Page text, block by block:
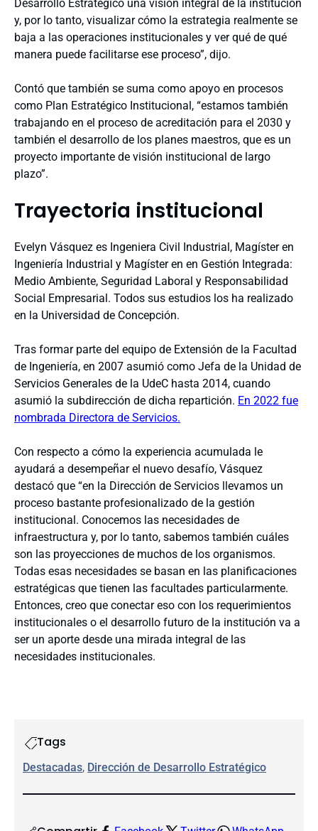
Desarrollo Estratégico una visión integral de la institución
y, por lo tanto, visualizar cómo la estrategia realmente se
baja a las operaciones institucionales y ver qué de qué
manera puede facilitarse ese proceso”, dijo.
Contó que también se suma como apoyo en procesos
como Plan Estratégico Institucional, “estamos también
trabajando en el proceso de acreditación para el 2030 y
también el desarrollo de los planes maestros, que es un
proyecto importante de visión institucional de largo
plazo”.
Trayectoria institucional
Evelyn Vásquez es Ingeniera Civil Industrial, Magíster en
Ingeniería Industrial y Magíster en en Gestión Integrada:
Medio Ambiente, Seguridad Laboral y Responsabilidad
Social Empresarial. Todos sus estudios los ha realizado
en la Universidad de Concepción.
Tras formar parte del equipo de Extensión de la Facultad
de Ingeniería, en 2007 asumió como Jefa de la Unidad de
Servicios Generales de la UdeC hasta 2014, cuando
asumió la subdirección de dicha repartición. En 2022 fue
nombrada Directora de Servicios.
Con respecto a cómo la experiencia acumulada le
ayudará a desempeñar el nuevo desafío, Vásquez
destacó que “en la Dirección de Servicios llevamos un
proceso bastante profesionalizado de la gestión
institucional. Conocemos las necesidades de
infraestructura y, por lo tanto, sabemos también cuáles
son las proyecciones de muchos de los organismos.
Todas esas necesidades se basan en las planificaciones
estratégicas que tienen las facultades particularmente.
Entonces, creo que conectar eso con los requerimientos
institucionales o el desarrollo futuro de la institución va a
ser un aporte desde una mirada integral de las
necesidades institucionales.
Tags
Destacadas, Dirección de Desarrollo Estratégico